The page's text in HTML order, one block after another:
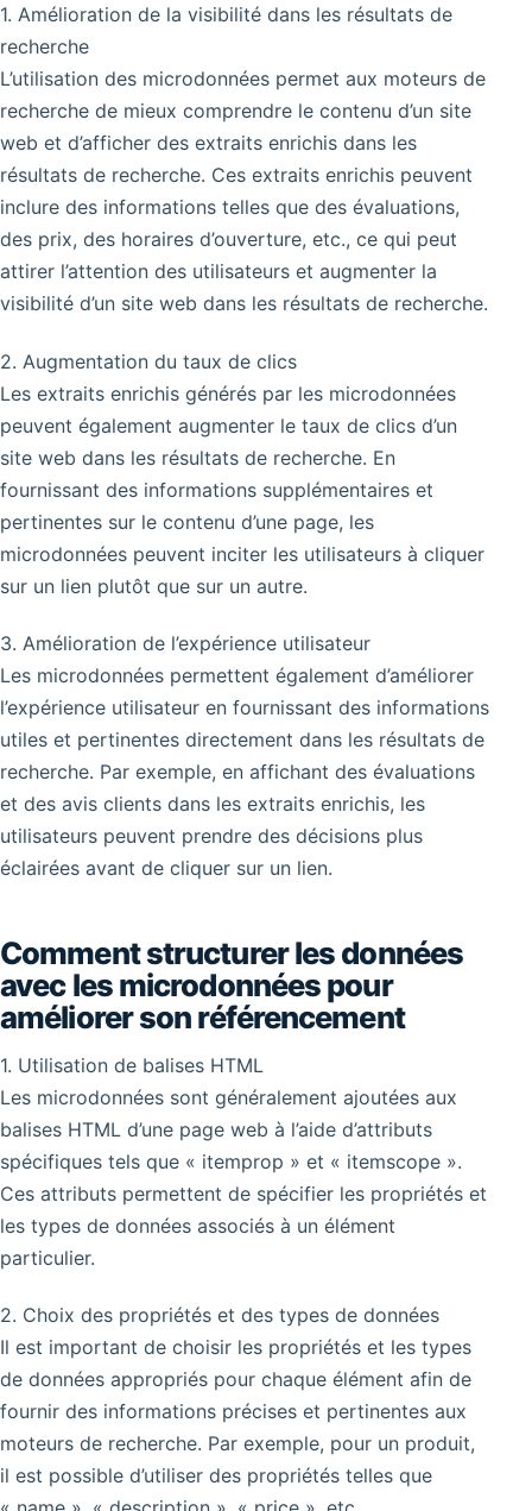
1. Amélioration de la visibilité dans les résultats de
recherche
L’utilisation des microdonnées permet aux moteurs de
recherche de mieux comprendre le contenu d’un site
web et d’afficher des extraits enrichis dans les
résultats de recherche. Ces extraits enrichis peuvent
inclure des informations telles que des évaluations,
des prix, des horaires d’ouverture, etc., ce qui peut
attirer l’attention des utilisateurs et augmenter la
visibilité d’un site web dans les résultats de recherche.
2. Augmentation du taux de clics
Les extraits enrichis générés par les microdonnées
peuvent également augmenter le taux de clics d’un
site web dans les résultats de recherche. En
fournissant des informations supplémentaires et
pertinentes sur le contenu d’une page, les
microdonnées peuvent inciter les utilisateurs à cliquer
sur un lien plutôt que sur un autre.
3. Amélioration de l’expérience utilisateur
Les microdonnées permettent également d’améliorer
l’expérience utilisateur en fournissant des informations
utiles et pertinentes directement dans les résultats de
recherche. Par exemple, en affichant des évaluations
et des avis clients dans les extraits enrichis, les
utilisateurs peuvent prendre des décisions plus
éclairées avant de cliquer sur un lien.
Comment structurer les données
avec les microdonnées pour
améliorer son référencement
1. Utilisation de balises HTML
Les microdonnées sont généralement ajoutées aux
balises HTML d’une page web à l’aide d’attributs
spécifiques tels que « itemprop » et « itemscope ».
Ces attributs permettent de spécifier les propriétés et
les types de données associés à un élément
particulier.
2. Choix des propriétés et des types de données
Il est important de choisir les propriétés et les types
de données appropriés pour chaque élément afin de
fournir des informations précises et pertinentes aux
moteurs de recherche. Par exemple, pour un produit,
il est possible d’utiliser des propriétés telles que